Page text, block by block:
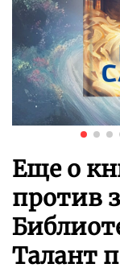
Еще о
против
Талант